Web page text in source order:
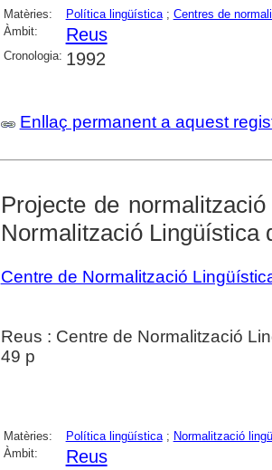
Matèries: Política lingüística; Centres de
Àmbit:
Reus
Cronologia: 1992
Enllaç permanent a aquest
Projecte de
Normalització Lingüística
Centre de Normalització
Reus : Centre de Normalització
49 p
Matèries: Política lingüística; Normalització
Àmbit:
Reus